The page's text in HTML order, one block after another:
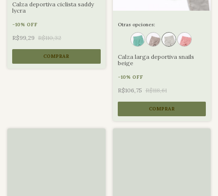
Calza deportiva ciclista saddy
lycra
-10% OFF
R$99,29 R$110,32
COMPRAR
Otras opciones:
Calza larga deportiva snails
beige
-10% OFF
R$106,75 R$118,61
COMPRAR